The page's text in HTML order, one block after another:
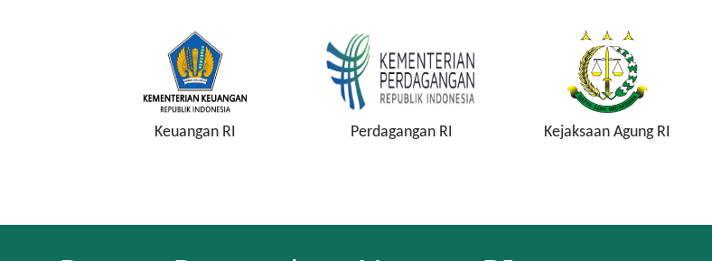
Perdagangan RI Kejaksaan Agung RI
Komisi Pemberantasan